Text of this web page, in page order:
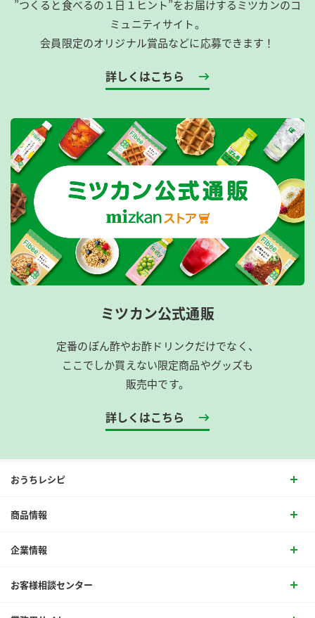
”つくると食べるの１日１ヒント”をお届けするミツカンのコ
ミュニティサイト。
会員限定のオリジナル賞品などに応募できます！
詳しくはこちら
ミツカン公式通販
定番のぽん酢やお酢ドリンクだけでなく、
ここでしか買えない限定商品やグッズも
販売中です。
詳しくはこちら
おうちレシピ
商品情報
企業情報
お客様相談センター